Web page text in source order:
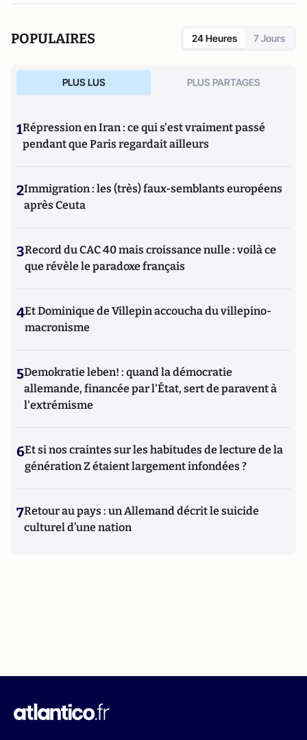
POPULAIRES 24 Heures 7 Jours
PLUS LUS PLUS PARTAGES
1Répression en Iran : ce qui s'est vraiment passé
pendant que Paris regardait ailleurs
2Immigration : les (très) faux-semblants européens
après Ceuta
3Record du CAC 40 mais croissance nulle : voilà ce
que révèle le paradoxe français
4Et Dominique de Villepin accoucha du villepino-
macronisme
5Demokratie leben! : quand la démocratie
allemande, financée par l'État, sert de paravent à
l'extrémisme
6Et si nos craintes sur les habitudes de lecture de la
génération Z étaient largement infondées ?
7Retour au pays : un Allemand décrit le suicide
culturel d’une nation